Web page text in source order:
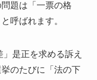
題は「一票の格
呼ばれます。
是正を求める訴え
のたびに「法の下